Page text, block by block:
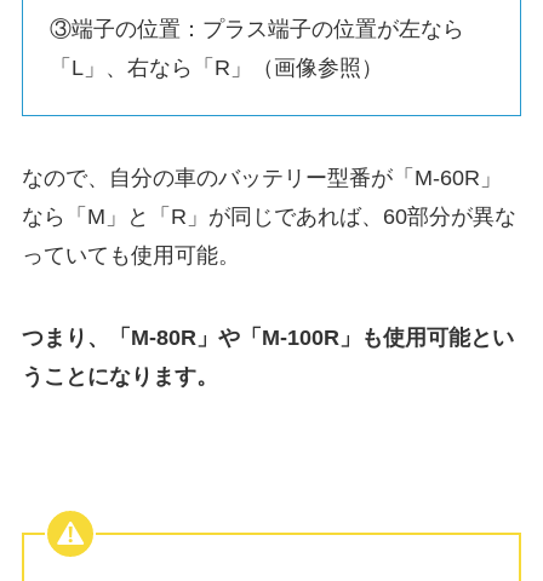
③端子の位置：プラス端子の位置が左なら
「L」、右なら「R」（画像参照）
なので、自分の車のバッテリー型番が「M-60R」
なら「M」と「R」が同じであれば、60部分が異な
っていても使用可能。
つまり、「M-80R」や「M-100R」も使用可能とい
うことになります。